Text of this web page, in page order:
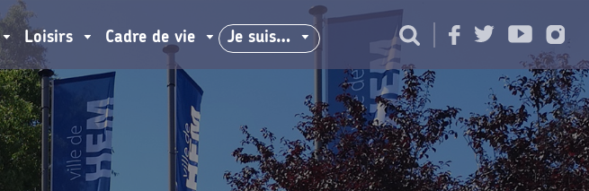
Loisirs Cadre de vie Je suis…